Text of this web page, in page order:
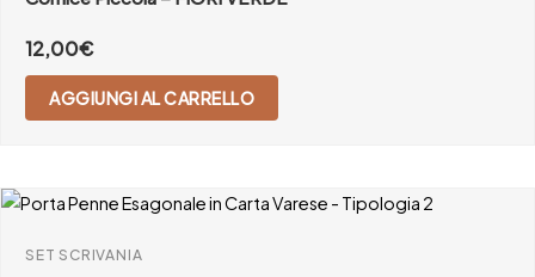
12,00€
AGGIUNGI AL CARRELLO
SET SCRIVANIA